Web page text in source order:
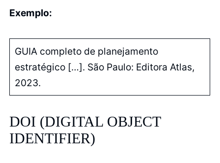
Exemplo:
GUIA completo de planejamento
estratégico […]. São Paulo: Editora Atlas,
2023.
DOI (DIGITAL OBJECT
IDENTIFIER)